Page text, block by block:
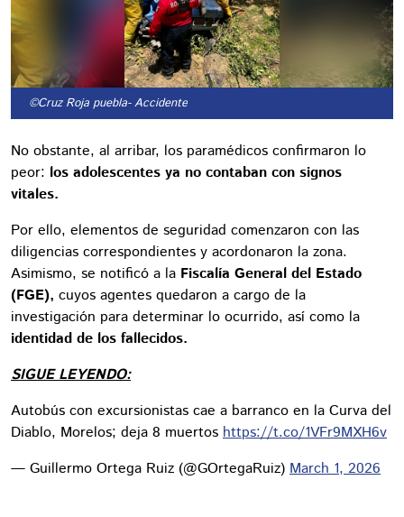
©Cruz Roja puebla- Accidente
No obstante, al arribar, los paramédicos confirmaron lo
peor: los adolescentes ya no contaban con signos
vitales.
Por ello, elementos de seguridad comenzaron con las
diligencias correspondientes y acordonaron la zona.
Asimismo, se notificó a la Fiscalía General del Estado
(FGE), cuyos agentes quedaron a cargo de la
investigación para determinar lo ocurrido, así como la
identidad de los fallecidos.
SIGUE LEYENDO:
Autobús con excursionistas cae a barranco en la Curva del
Diablo, Morelos; deja 8 muertos https://t.co/1VFr9MXH6v
— Guillermo Ortega Ruiz (@GOrtegaRuiz) March 1, 2026